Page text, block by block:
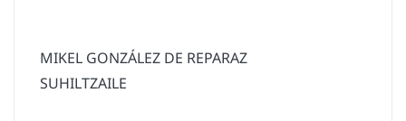
MIKEL GONZÁLEZ DE REPARAZ
SUHILTZAILE